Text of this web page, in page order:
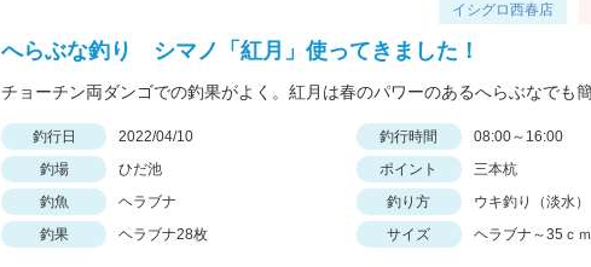
イシグロ西春店
へらぶな釣り シマノ「紅月」使ってきました！
釣行日 2022/04/10 釣行時間
08:00～16:00
釣場
ひだ池 ポイント
三本杭
釣魚
ヘラブナ 釣り方
ウキ釣り（淡水）
釣果
ヘラブナ28枚 サイズ ヘラブナ～35ｃｍ